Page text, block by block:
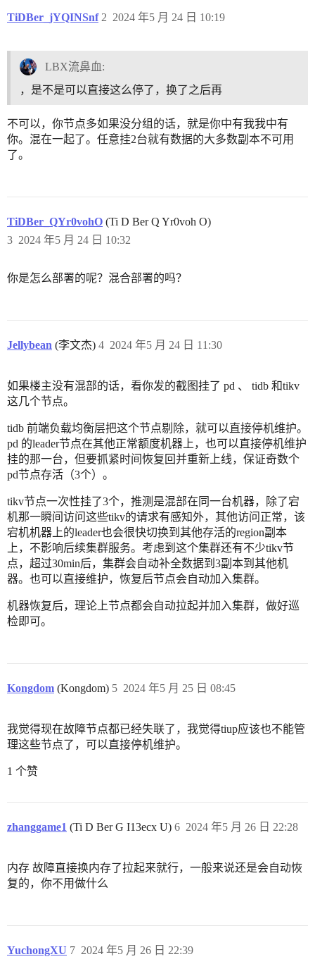
TiDBer_jYQINSnf 2024 年5 月 24 日 10:19
2
LBX流鼻血:
，是不是可以直接这么停了，换了之后再
不可以，你节点多如果没分组的话，就是你中有我我中有
你。混在一起了。任意挂2台就有数据的大多数副本不可用
了。
TiDBer_QYr0vohO (Ti D Ber Q Yr0voh O)
2024 年5 月 24 日 10:32
3
你是怎么部署的呢？混合部署的吗？
Jellybean (李文杰) 2024 年5 月 24 日 11:30
4
如果楼主没有混部的话，看你发的截图挂了 pd 、 tidb 和tikv
这几个节点。
tidb 前端负载均衡层把这个节点剔除，就可以直接停机维护。
pd 的leader节点在其他正常额度机器上，也可以直接停机维护
挂的那一台，但要抓紧时间恢复回并重新上线，保证奇数个
pd节点存活（3个）。
tikv节点一次性挂了3个，推测是混部在同一台机器，除了宕
机那一瞬间访问这些tikv的请求有感知外，其他访问正常，该
宕机机器上的leader也会很快切换到其他存活的region副本
上，不影响后续集群服务。考虑到这个集群还有不少tikv节
点，超过30min后，集群会自动补全数据到3副本到其他机
器。也可以直接维护，恢复后节点会自动加入集群。
机器恢复后，理论上节点都会自动拉起并加入集群，做好巡
检即可。
Kongdom (Kongdom) 2024 年5 月 25 日 08:45
5
我觉得现在故障节点都已经失联了，我觉得tiup应该也不能管
理这些节点了，可以直接停机维护。
1 个赞
zhanggame1 (Ti D Ber G I13ecx U) 2024 年5 月 26 日 22:28
6
内存 故障直接换内存了拉起来就行，一般来说还是会自动恢
复的，你不用做什么
YuchongXU 2024 年5 月 26 日 22:39
7